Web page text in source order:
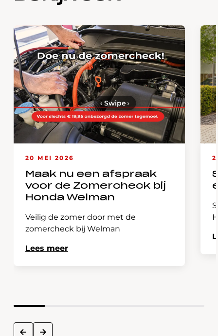
20 MEI 2026
Maak nu een afspraak
voor de Zomercheck bij
Honda Welman
Veilig de zomer door met de
zomercheck bij Welman
Lees meer
prev next
‹ Swipe›